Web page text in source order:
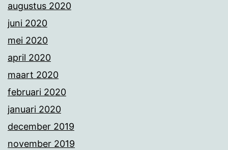
augustus 2020
juni 2020
mei 2020
april 2020
maart 2020
februari 2020
januari 2020
december 2019
november 2019